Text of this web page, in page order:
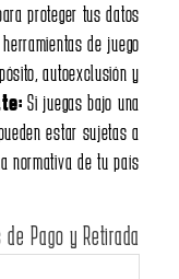
bits para proteger tus
ofrece herramientas de
de depósito,
Si juegas bajo
pueden estar
la normativa de tu
Métodos de Pago y